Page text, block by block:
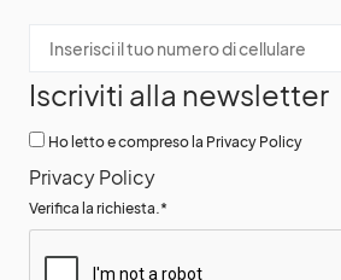
Iscriviti alla newsletter
Ho letto e compreso la Privacy Policy
Privacy Policy
Verifica la richiesta.*